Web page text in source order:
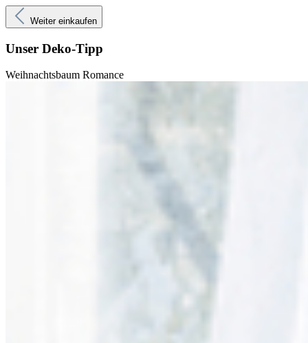
Weiter einkaufen
Unser Deko-Tipp
Weihnachtsbaum Romance